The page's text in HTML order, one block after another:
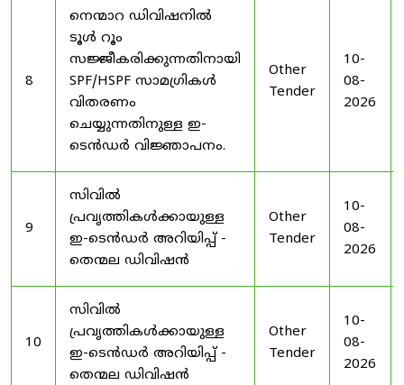
8
നെന്മാറ ഡിവിഷനിൽ
ടൂൾ റൂം
സജ്ജീകരിക്കുന്നതിനായി
SPF/HSPF സാമഗ്രികൾ
വിതരണം
ചെയ്യുന്നതിനുള്ള ഇ-
ടെൻഡർ വിജ്ഞാപനം.
Other
Tender
10-
08-
2026
9
സിവിൽ
പ്രവൃത്തികൾക്കായുള്ള
ഇ-ടെൻഡർ അറിയിപ്പ് -
തെന്മല ഡിവിഷൻ
Other
Tender
10-
08-
2026
10
സിവിൽ
പ്രവൃത്തികൾക്കായുള്ള
ഇ-ടെൻഡർ അറിയിപ്പ് -
തെന്മല ഡിവിഷൻ
Other
Tender
10-
08-
2026